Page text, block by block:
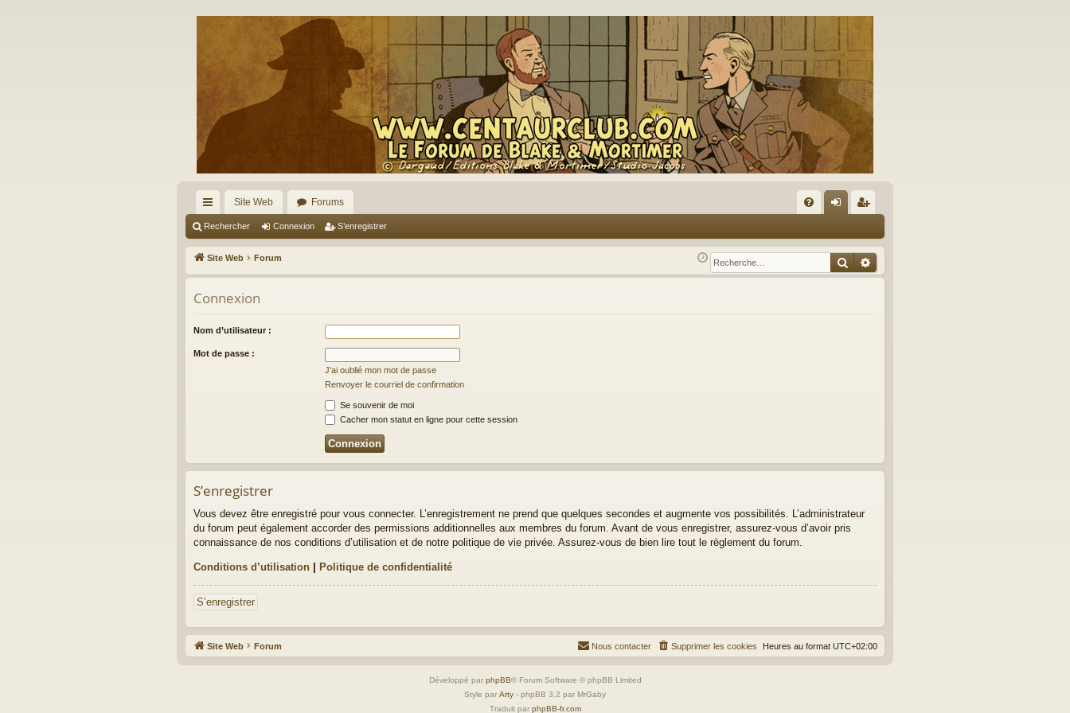
cc
ès
ra
pi
Site Web Forums
Q ne
xi
nr
eg
Rechercher Connexion S’enregistrer
Site Web Forum Rechercher
Recherche avancée
Connexion
Nom d’utilisateur :
Mot de passe :
J’ai oublié mon mot de passe
Renvoyer le courriel de confirmation
Se souvenir de moi
Cacher mon statut en ligne pour cette session
S’enregistrer
Vous devez être enregistré pour vous connecter. L’enregistrement ne prend que quelques secondes et augmente vos possibilités. L’administrateur
du forum peut également accorder des permissions additionnelles aux membres du forum. Avant de vous enregistrer, assurez-vous d’avoir pris
connaissance de nos conditions d’utilisation et de notre politique de vie privée. Assurez-vous de bien lire tout le règlement du forum.
Conditions d’utilisation | Politique de confidentialité
S’enregistrer
Site Web Forum Heures au format UTC+02:00
Supprimer les cookies
Nous contacter
Développé par phpBB® Forum Software © phpBB Limited
Style par Arty - phpBB 3.2 par MrGaby
Traduit par phpBB-fr.com